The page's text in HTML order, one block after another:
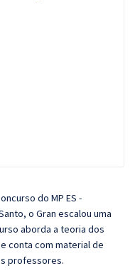
do MP ES -
o Gran escalou uma
aborda a teoria dos
conta com material de
professores.